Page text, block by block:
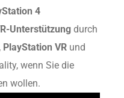
4
Unterstützung durch
, PlayStation VR und
wenn Sie die
wollen.